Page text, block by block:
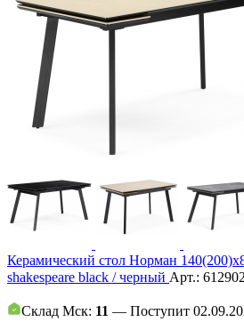
Керамический стол Норман
shakespeare black / черный Арт.: 612902
Склад Мск: 11 — Поступит